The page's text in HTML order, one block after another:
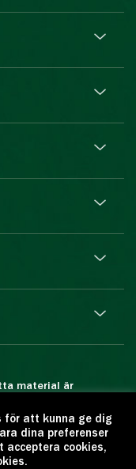
material är
är förbjuden.
källan:
utgivare:
för att kunna ge dig
dina preferenser
acceptera cookies,